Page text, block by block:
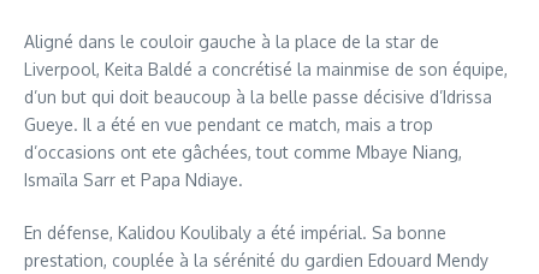
Aligné dans le couloir gauche à la place de la star de
Liverpool, Keita Baldé a concrétisé la mainmise de son équipe,
d’un but qui doit beaucoup à la belle passe décisive d’Idrissa
Gueye. Il a été en vue pendant ce match, mais a trop
d’occasions ont ete gâchées, tout comme Mbaye Niang,
Ismaïla Sarr et Papa Ndiaye.
En défense, Kalidou Koulibaly a été impérial. Sa bonne
prestation, couplée à la sérénité du gardien Edouard Mendy